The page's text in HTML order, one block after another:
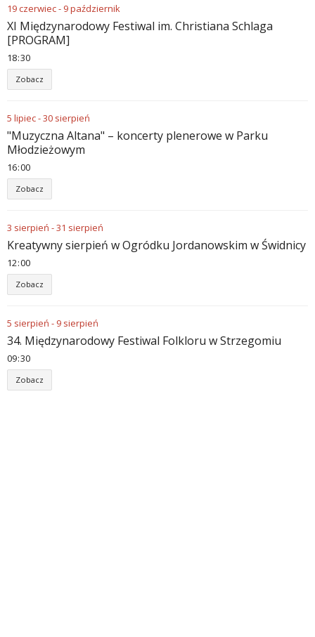
19czerwiec- 9październik
XI Międzynarodowy Festiwal im. Christiana Schlaga
[PROGRAM]
18:30
Zobacz
5 lipiec-30 sierpień
"Muzyczna Altana" – koncerty plenerowe w Parku
Młodzieżowym
16:00
Zobacz
3 sierpień -31 sierpień
Kreatywny sierpień w Ogródku Jordanowskim w Świdnicy
12:00
Zobacz
5 sierpień - 9 sierpień
34. Międzynarodowy Festiwal Folkloru w Strzegomiu
09:30
Zobacz